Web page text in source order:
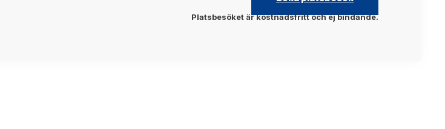
Platsbesöket är kostnadsfritt och ej bindande.